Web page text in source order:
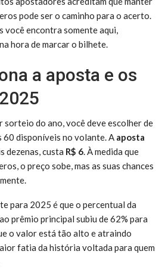
pode ser o caminho para o acerto.
você encontra somente aqui,
hora de marcar o bilhete.
a aposta e os
sorteio do ano, você deve escolher de
60 disponíveis no volante. A aposta
dezenas, custa R$ 6. À medida que
o preço sobe, mas as suas chances
para 2025 é que o percentual da
prêmio principal subiu de 62% para
o valor está tão alto e atraindo
fatia da história voltada para quem